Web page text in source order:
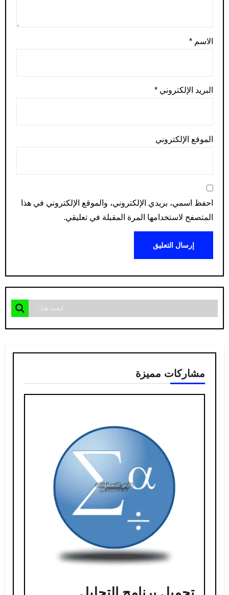
الاسم *
البريد الإلكتروني *
الموقع الإلكتروني
احفظ اسمي، بريدي الإلكتروني، والموقع الإلكتروني في هذا
المتصفح لاستخدامها المرة المقبلة في تعليقي.
مشاركات مميزة